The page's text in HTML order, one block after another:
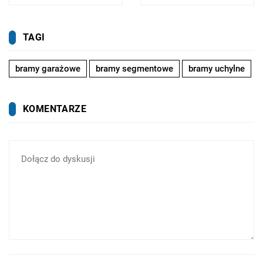
TAGI
bramy garażowe bramy segmentowe bramy uchylne
KOMENTARZE